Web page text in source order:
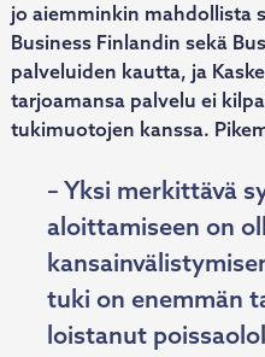
jo aiemminkin mahdollista
Business Finlandin sekä
palveluiden kautta, ja
tarjoamansa palvelu ei
tukimuotojen kanssa.
– Yksi merkittävä
aloittamiseen on
tuki on enemmän
loistanut